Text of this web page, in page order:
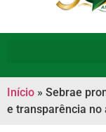
Início » Sebrae
e transparência no